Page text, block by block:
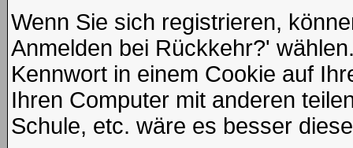
Wenn Sie sich registrieren,
Anmelden bei Rückkehr?'
Kennwort in einem Cookie auf
Ihren Computer mit anderen
Schule, etc. wäre es besser